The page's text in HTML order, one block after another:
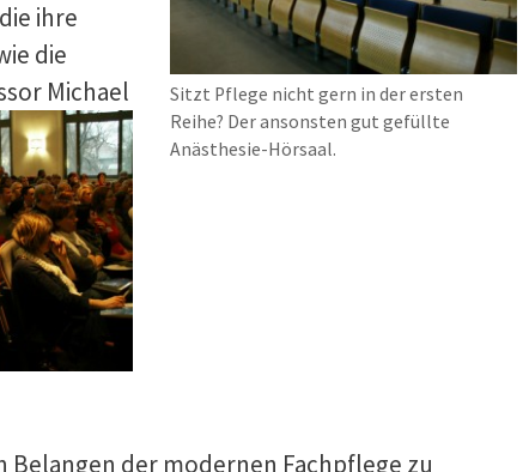
Sitzt Pflege nicht gern in der ersten
Reihe? Der ansonsten gut gefüllte
Anästhesie-Hörsaal.
ihre
die
Michael
Belangen der modernen Fachpflege zu